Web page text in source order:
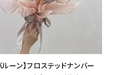
ルーン】フロステッドナンバー